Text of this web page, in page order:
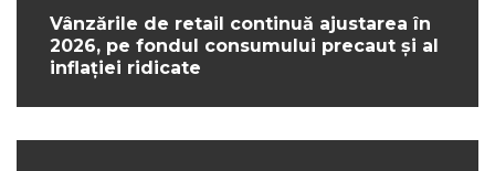
Vânzările de retail continuă ajustarea în
2026, pe fondul consumului precaut și al
inflației ridicate